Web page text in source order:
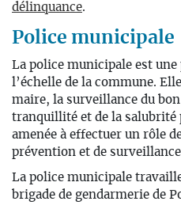
délinquance.
Police municipale
La police municipale est
l’échelle de la commune.
maire, la surveillance du
tranquillité et de la salubrité
amenée à effectuer un rôle
prévention et de
La police municipale
brigade de gendarmerie de